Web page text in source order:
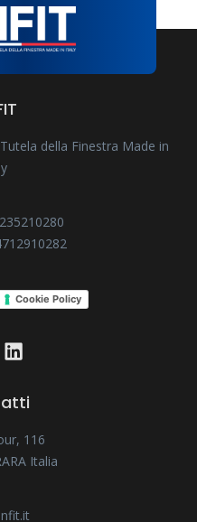
della Finestra Made in
Cookie Policy
116
Italia